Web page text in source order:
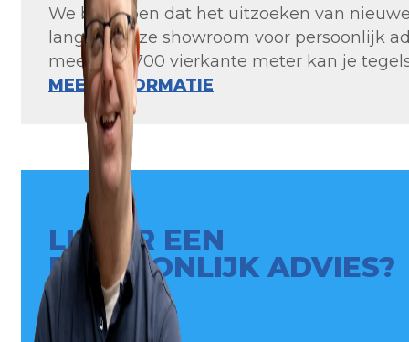
We begrijpen dat het uitzoeken van
langs in onze showroom voor persoonlijk
meer dan 700 vierkante meter kan je
MEER INFORMATIE
LIEVER EEN
PERSOONLIJK ADVIES?